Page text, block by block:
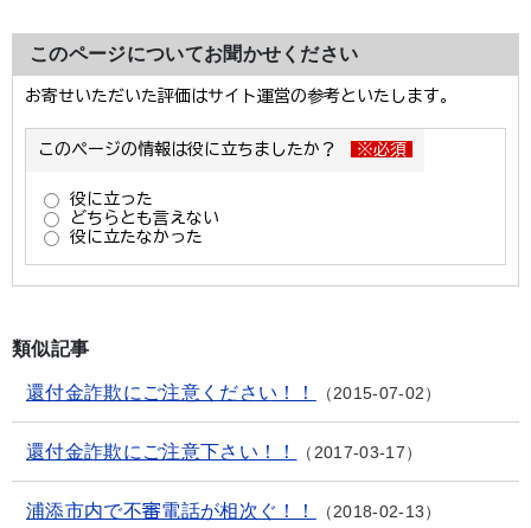
このページについてお聞かせください
類似記事
還付金詐欺にご注意ください！！ 2015-07-02
還付金詐欺にご注意下さい！！ 2017-03-17
浦添市内で不審電話が相次ぐ！！ 2018-02-13